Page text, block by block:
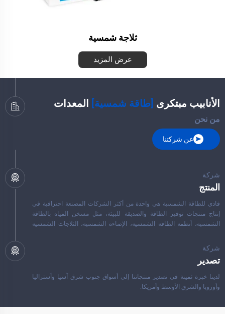
ثلاجة شمسية
عرض المزيد
الأنابيب مبتكرى [طاقة شمسية] المعدات
من نحن
عن شركتنا
شركة
المنتج
فادي للطاقة الشمسية هي واحدة من أكثر الشركات المصنعة احترافية في
إنتاج منتجات توفير الطاقة والصديقة للبيئة، مثل مسخن المياه بالطاقة
الشمسية، أنظمة الطاقة الشمسية، الإضاءة الشمسية، الثلاجات الشمسية
شركة
تصدير
لدينا خبرة ثمينة في تصدير منتجاتنا إلى أسواق جنوب شرق آسيا وأستراليا
وأوروبا والشرق الأوسط وأمريكا.